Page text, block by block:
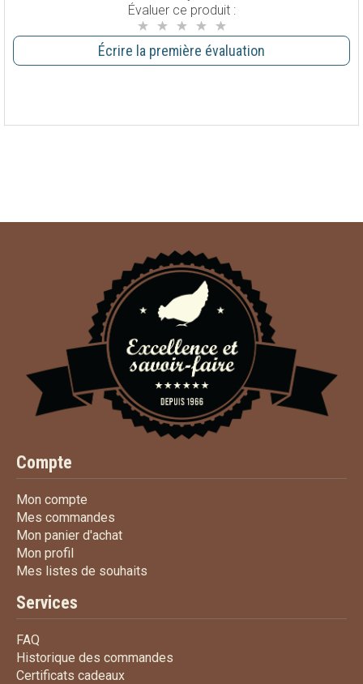
Évaluer ce produit :
Écrire la première évaluation
Compte
Mon compte
Mes commandes
Mon panier d'achatMon panier d'achat
Mon profil
Mes listes de souhaits
Services
FAQ
Historique des commandes
Certificats cadeauxCertificats cadeaux